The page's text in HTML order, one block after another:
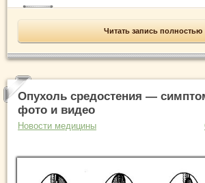
Читать запись полностью
Опухоль средостения —
фото и видео
Новости медицины